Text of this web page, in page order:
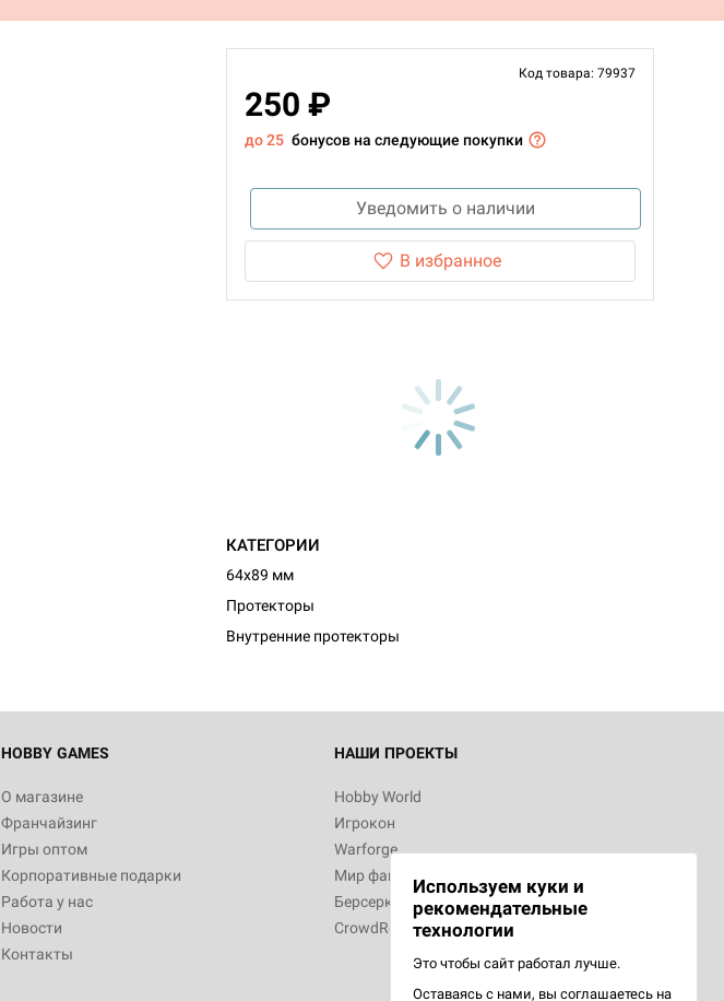
Код товара: 79937
250 ₽
до 25 бонусов на следующие покупки
Уведомить о наличии
В избранное
КАТЕГОРИИ
64x89 мм
Протекторы
Внутренние протекторы
HOBBY GAMES
О магазине
Франчайзинг
Игры оптом
Корпоративные подарки
Работа у нас
Новости
Контакты
НАШИ ПРОЕКТЫ
Hobby World
Игрокон
Warforge
Мир фантастики
Берсерк
CrowdRepublic
Используем куки и
рекомендательные
технологии
Это чтобы сайт работал лучше.
Оставаясь с нами, вы соглашаетесь на
Настольная игра Hobby World Монстры
Белая смерть
12 990
Настольная игра Hobby World Ужас
3 490